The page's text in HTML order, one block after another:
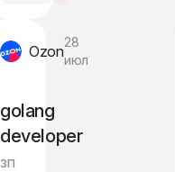
Ozon
28
июл
golang
developer
зп